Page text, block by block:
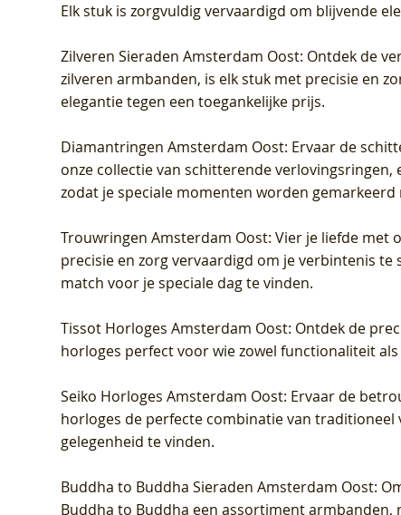
Elk stuk is zorgvuldig vervaardigd om blijvende
Zilveren Sieraden Amsterdam Oost: Ontdek de
zilveren armbanden, is elk stuk met precisie en
elegantie tegen een toegankelijke prijs.
Diamantringen Amsterdam Oost: Ervaar de
onze collectie van schitterende
zodat je speciale momenten worden gemarkeerd
Trouwringen Amsterdam Oost: Vier je liefde met
precisie en zorg vervaardigd om je verbintenis
match voor je speciale dag te vinden.
Tissot Horloges Amsterdam Oost: Ontdek de
horloges perfect voor wie zowel functionaliteit
Seiko Horloges Amsterdam Oost: Ervaar de
horloges de perfecte combinatie van traditioneel
gelegenheid te vinden.
Buddha to Buddha Sieraden Amsterdam Oost:
Buddha to Buddha een assortiment